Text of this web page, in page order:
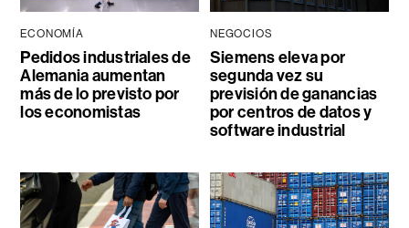
ECONOMÍA
Pedidos industriales de
Alemania aumentan
más de lo previsto por
los economistas
NEGOCIOS
Siemens eleva por
segunda vez su
previsión de ganancias
por centros de datos y
software industrial